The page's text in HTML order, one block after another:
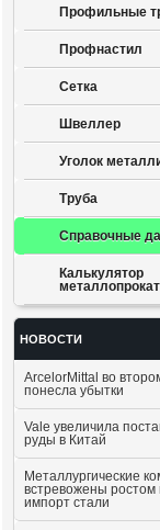
Профильные
Профнастил
Сетка
Швеллер
Уголок
Труба
Справочные
Калькулятор
НОВОСТИ
ArcelorMittal во
понесла убытки
Vale увеличила
руды в Китай
Металлургические
встревожены
импорт стали